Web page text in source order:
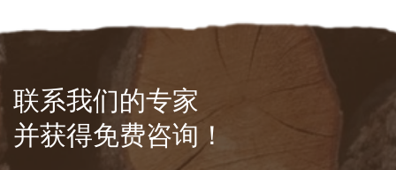
联系我们的专家
并获得免费咨询！